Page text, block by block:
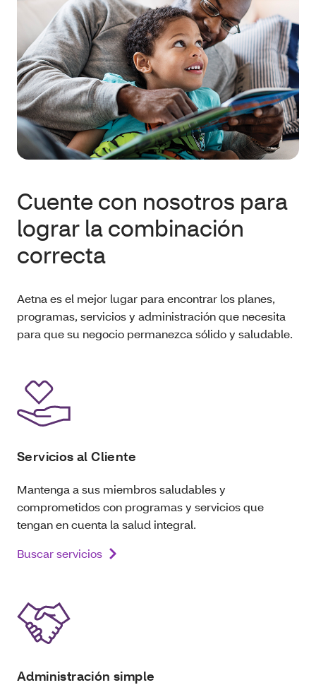
Cuente con nosotros para
lograr la combinación
correcta
Aetna es el mejor lugar para encontrar los planes,
programas, servicios y administración que necesita
para que su negocio permanezca sólido y saludable.
Servicios al Cliente
Mantenga a sus miembros saludables y
comprometidos con programas y servicios que
tengan en cuenta la salud integral.
Buscar servicios
Administración simple